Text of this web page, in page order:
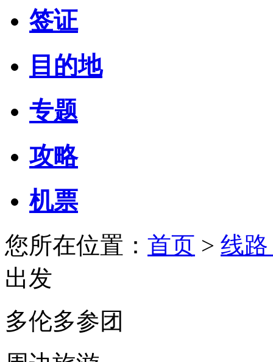
签证
目的地
专题
攻略
机票
您所在位置： 首页 > 线
出发
多伦多参团